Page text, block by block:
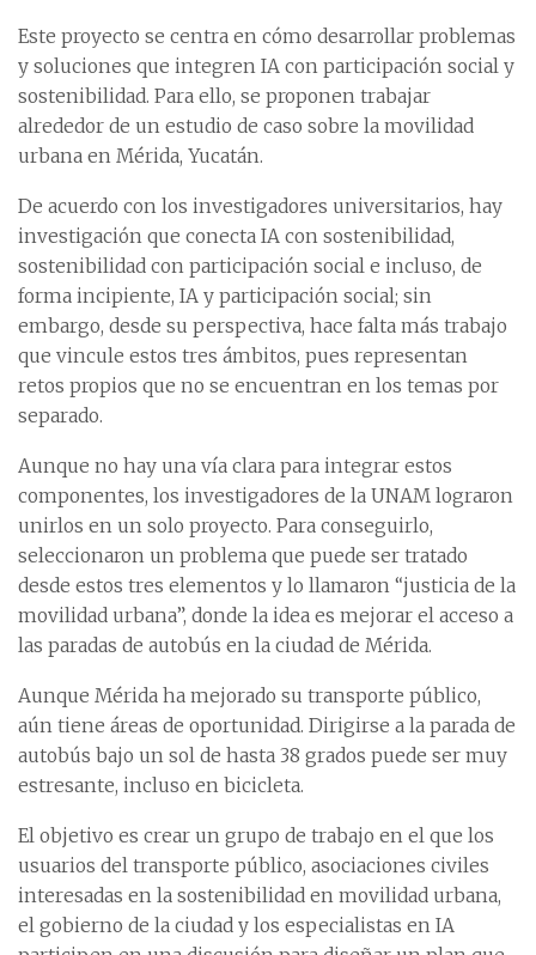
Este proyecto se centra en cómo desarrollar problemas
y soluciones que integren IA con participación social y
sostenibilidad. Para ello, se proponen trabajar
alrededor de un estudio de caso sobre la movilidad
urbana en Mérida, Yucatán.
De acuerdo con los investigadores universitarios, hay
investigación que conecta IA con sostenibilidad,
sostenibilidad con participación social e incluso, de
forma incipiente, IA y participación social; sin
embargo, desde su perspectiva, hace falta más trabajo
que vincule estos tres ámbitos, pues representan
retos propios que no se encuentran en los temas por
separado.
Aunque no hay una vía clara para integrar estos
componentes, los investigadores de la UNAM lograron
unirlos en un solo proyecto. Para conseguirlo,
seleccionaron un problema que puede ser tratado
desde estos tres elementos y lo llamaron “justicia de la
movilidad urbana”, donde la idea es mejorar el acceso a
las paradas de autobús en la ciudad de Mérida.
Aunque Mérida ha mejorado su transporte público,
aún tiene áreas de oportunidad. Dirigirse a la parada de
autobús bajo un sol de hasta 38 grados puede ser muy
estresante, incluso en bicicleta.
El objetivo es crear un grupo de trabajo en el que los
usuarios del transporte público, asociaciones civiles
interesadas en la sostenibilidad en movilidad urbana,
el gobierno de la ciudad y los especialistas en IA